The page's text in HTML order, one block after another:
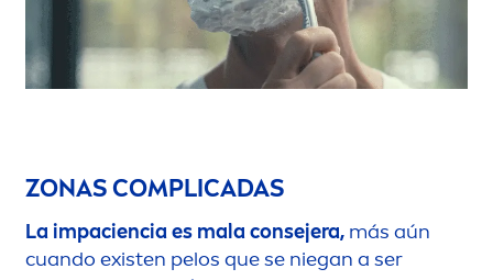
ZONAS COMPLICADAS
La impaciencia es mala consejera, más aún
cuando existen pelos que se niegan a ser